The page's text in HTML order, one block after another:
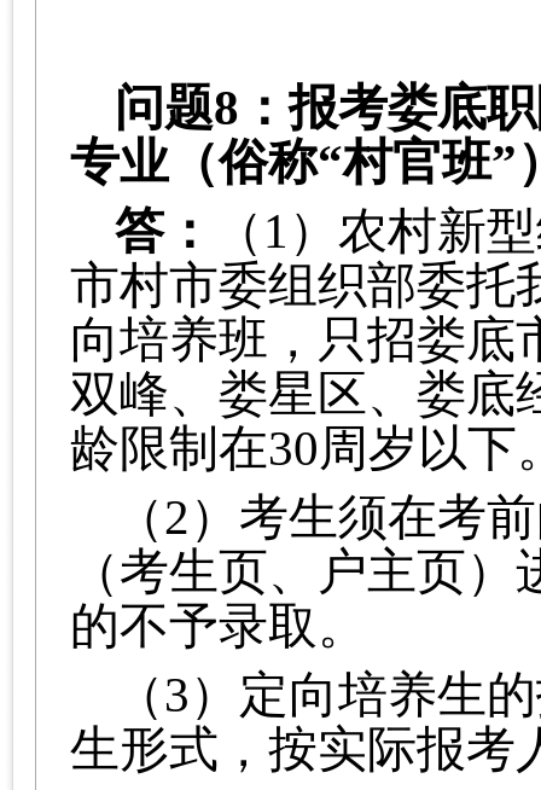
问题8：报考娄底
专业（俗称“村官班”
答：
（1） 农村新
市村市委组织部委托
向培养班，只招娄底
双峰、娄星区、娄底
龄限制在30周岁以下
（2）考生须在考
（考生页、户主页
的不予录取。
（3）定向培养生
生形式，按实际报考